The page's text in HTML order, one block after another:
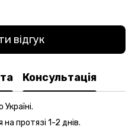
відгук
Консультація
протязі 1-2 днів.